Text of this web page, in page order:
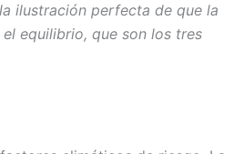
ilustración perfecta de que la
equilibrio, que son los tres